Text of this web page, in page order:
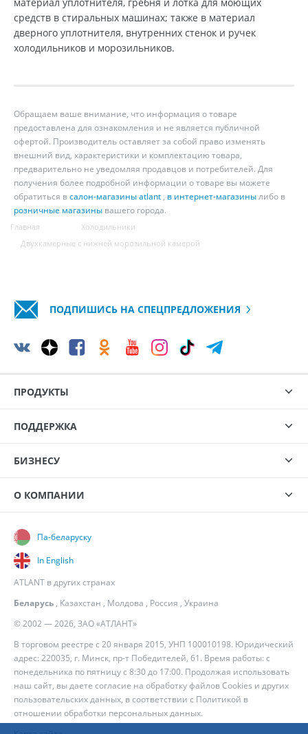
средств в стиральных машинах; также в материал
дверного уплотнителя, внутренних стенок и ручек
холодильников и морозильников.
Обращаем ваше внимание, что информация о товаре
предоставлена для ознакомления и не является публичной
офертой. Производитель оставляет за собой право изменять
внешний вид, характеристики и комплектацию товара,
предварительно не уведомляя продавцов и потребителей. Для
получения более подробной информации о товаре вы можете
обратиться всалон-магазины atlant , в интернет-магазинылибо в
розничные магазины вашего города.
Главная
Холодильники
Двухкамерные с нижней морозильной камерой
ПОДПИШИСЬ НА СПЕЦПРЕДЛОЖЕНИЯ
ПРОДУКТЫ
ПОДДЕРЖКА
БИЗНЕСУ
О КОМПАНИИ
© 2002 — 2026, ЗАО «АТЛАНТ»
В торговом реестре с 20 января 2015, УНП 100010198. Юридический
адрес: 220035, г. Минск, пр-т Победителей, 61. Время работы: с
понедельника по пятницу с 8:30 до 17:00. Продолжая использовать
наш сайт, вы даете согласие на обработку файлов Cookies и других
пользовательских данных, в соответствии с Политикой в
отношении обработки персональных данных.
Па-беларуску
In English
ATLANT в других странах
Беларусь , Казахстан , Молдова , Россия , Украина